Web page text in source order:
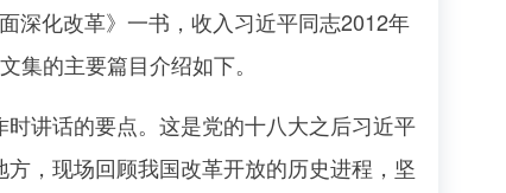
化改革》一书，收入习近平同志2012年
的主要篇目介绍如下。
讲话的要点。这是党的十八大之后习近平
，现场回顾我国改革开放的历史进程，坚